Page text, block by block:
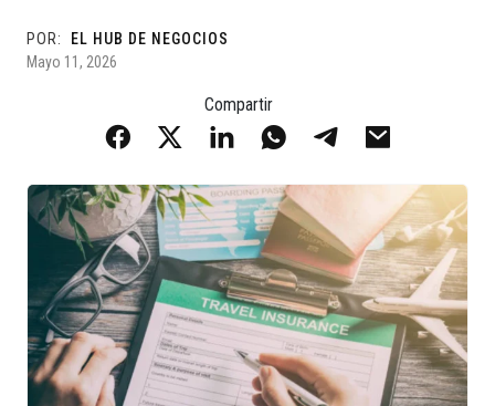
POR:
EL HUB DE NEGOCIOS
Mayo 11, 2026
Compartir